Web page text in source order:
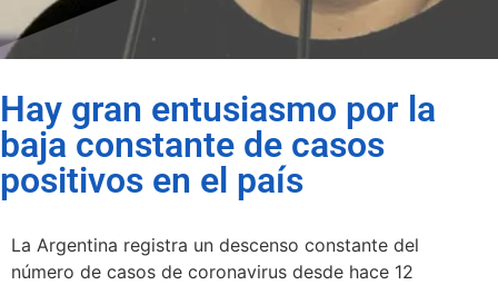
Hay gran entusiasmo por la
baja constante de casos
positivos en el país
La Argentina registra un descenso constante del
número de casos de coronavirus desde hace 12